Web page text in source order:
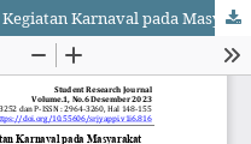
Analisis Konstruksi Sosial dalam Kegiatan Karnaval pada Masyarakat Muncar Banyuwangi